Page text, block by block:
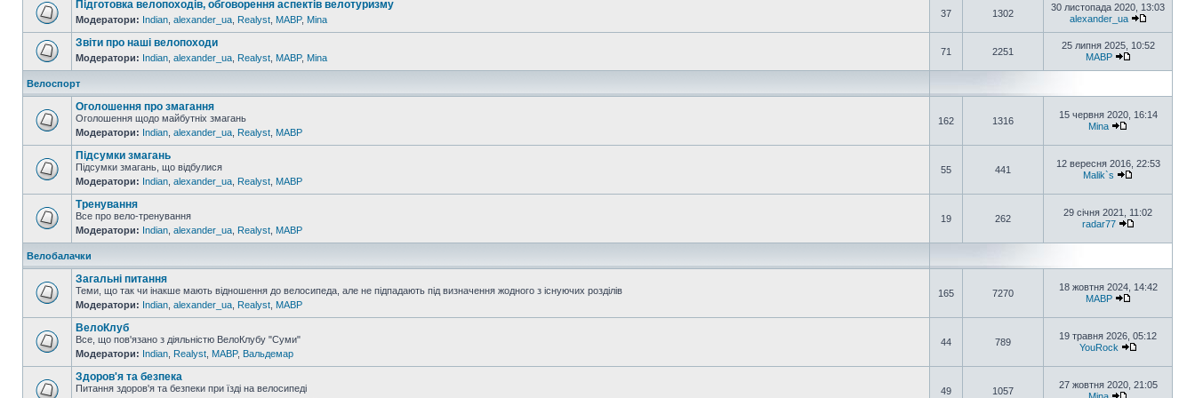
Підготовка велопоходів, обговорення аспектів велотуризму
Модератори: Indian alexander_ua Realyst MABP, Mina
37 1302
30 листопада 2020, 13:03
alexander_ua
Звіти про наші велопоходи
Модератори: Indian alexander_ua Realyst MABP, Mina
71 2251
25 липня 2025, 10:52
MABP
Велоспорт
Оголошення про змагання
Оголошення щодо майбутніх змагань
Модератори: Indian alexander_ua Realyst MABP
162 1316
15 червня 2020, 16:14
Mina
Підсумки змагань
Підсумки змагань, що відбулися
Модератори: Indian alexander_ua Realyst MABP
55 441
12 вересня 2016, 22:53
Malik`s
Тренування
Все про вело-тренування
Модератори: Indian alexander_ua Realyst MABP
19 262
29 січня 2021, 11:02
radar77
Велобалачки
Загальні питання
Теми, що так чи інакше мають відношення до велосипеда, але не підпадають під визначення жодного з існуючих розділів
Модератори: Indian alexander_ua Realyst MABP
165 7270
18 жовтня 2024, 14:42
MABP
ВелоКлуб
Все, що пов'язано з діяльністю ВелоКлубу "Суми"
Модератори: Indian Realyst MABP, Вальдемар
44 789
19 травня 2026, 05:12
YouRock
Здоров'я та безпека
Питання здоров'я та безпеки при їзді на велосипеді
49 1057
27 жовтня 2020, 21:05